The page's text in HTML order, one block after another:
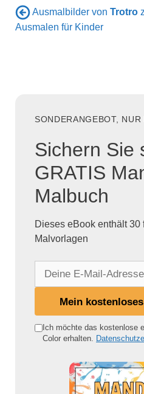
Ausmalbilder von Trotro
Ausmalen für Kinder
SONDERANGEBOT,
Sichern Sie
GRATIS
Malbuch
Dieses eBook enthält
Malvorlagen
e
Mein
Ich möchte das kostenlose
Color erhalten.